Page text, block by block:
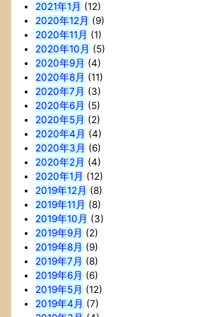
2021年1月 (12)
2020年12月 (9)
2020年11月 (1)
2020年10月 (5)
2020年9月 (4)
2020年8月 (11)
2020年7月 (3)
2020年6月 (5)
2020年5月 (2)
2020年4月 (4)
2020年3月 (6)
2020年2月 (4)
2020年1月 (12)
2019年12月 (8)
2019年11月 (8)
2019年10月 (3)
2019年9月 (2)
2019年8月 (9)
2019年7月 (8)
2019年6月 (6)
2019年5月 (12)
2019年4月 (7)